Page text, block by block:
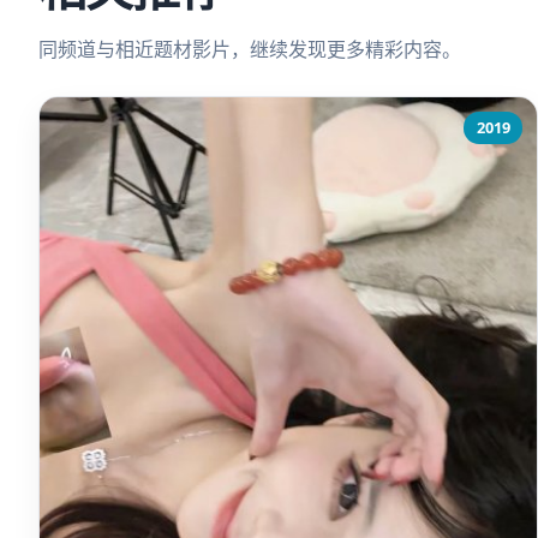
同频道与相近题材影片，继续发现更多精彩内容。
2019